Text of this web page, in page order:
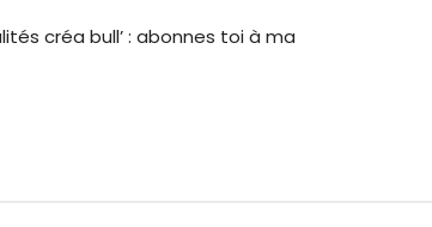
créa bull’ : abonnes toi à ma